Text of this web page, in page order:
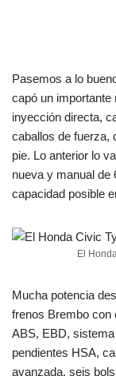
Pasemos a lo
capó un importante
inyección directa,
caballos de fuerza,
pie. Lo anterior lo
nueva y manual de
capacidad posible
El
Mucha potencia
frenos Brembo con
ABS, EBD,
pendientes HSA,
avanzada, seis